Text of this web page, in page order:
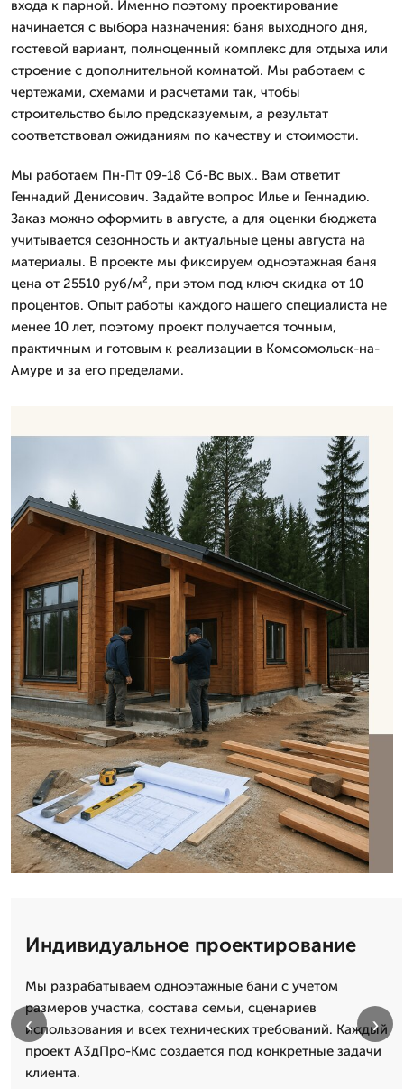
входа к парной. Именно поэтому проектирование
начинается с выбора назначения: баня выходного дня,
гостевой вариант, полноценный комплекс для отдыха или
строение с дополнительной комнатой. Мы работаем с
чертежами, схемами и расчетами так, чтобы
строительство было предсказуемым, а результат
соответствовал ожиданиям по качеству и стоимости.
Мы работаем Пн-Пт 09-18 Сб-Вс вых.. Вам ответит
Геннадий Денисович. Задайте вопрос Илье и Геннадию.
Заказ можно оформить в августе, а для оценки бюджета
учитывается сезонность и актуальные цены августа на
материалы. В проекте мы фиксируем одноэтажная баня
цена от 25510 руб/м², при этом под ключ скидка от 10
процентов. Опыт работы каждого нашего специалиста не
менее 10 лет, поэтому проект получается точным,
практичным и готовым к реализации в Комсомольск-на-
Амуре и за его пределами.
Индивидуальное проектирование
Мы разрабатываем одноэтажные бани с учетом
размеров участка, состава семьи, сценариев
использования и всех технических требований. Каждый
проект А3дПро-Кмс создается под конкретные задачи
клиента.
‹ ›